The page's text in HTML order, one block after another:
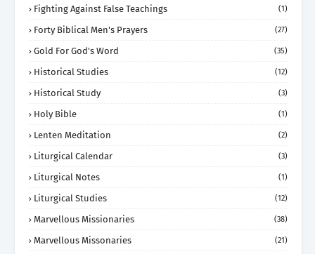
Fighting Against False Teachings (1)
Forty Biblical Men's Prayers (27)
Gold For God's Word (35)
Historical Studies (12)
Historical Study (3)
Holy Bible (1)
Lenten Meditation (2)
Liturgical Calendar (3)
Liturgical Notes (1)
Liturgical Studies (12)
Marvellous Missionaries (38)
Marvellous Missonaries (21)